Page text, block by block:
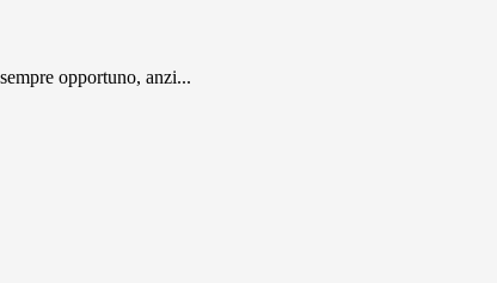
opportuno, anzi...